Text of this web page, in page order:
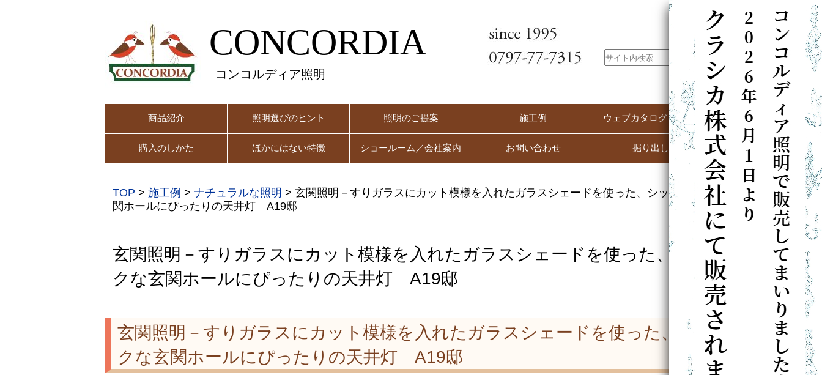
CONCORDIA
コンコルディア照明
商品紹介 照明選びのヒント 照明のご提案 施工例 ウェブカタログ（PC用）
購入のしかた ほかにはない特徴 ショールーム／会社案内 お問い合わせ 掘り出し市
TOP > 施工例 > ナチュラルな照明 > 玄関照明－すりガラスにカット模様を入れたガラスシェードを使った、シックな玄
関ホールにぴったりの天井灯 A19邸
玄関照明－すりガラスにカット模様を入れたガラスシェードを使った、シッ
クな玄関ホールにぴったりの天井灯 A19邸
玄関照明－すりガラスにカット模様を入れたガラスシェードを使った、シッ
クな玄関ホールにぴったりの天井灯 A19邸